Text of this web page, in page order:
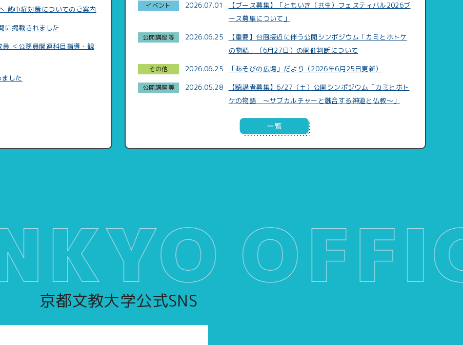
熱中症対策についてのご案内
に掲載されました
＜公務員関連科目指導・観
した
2026.07.01
【ブース募集】「ともいき（共生）フェスティバル2026ブ
ース募集について」
2026.06.25
【重要】台風接近に伴う公開シンポジウム「カミとホトケ
の物語」（6月27日）の開催判断について
2026.06.25
「あそびの広場」だより（2026年6月25日更新）
2026.05.28
【聴講者募集】6/27（土）公開シンポジウム「カミとホト
ケの物語 ～サブカルチャーと融合する神道と仏教～」
京都文教大学公式SNS